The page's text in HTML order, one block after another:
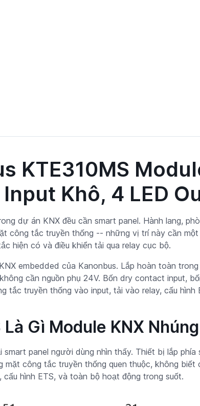
KTE310MS
Khô, 4 LED
dự án KNX đều cần smart panel. Hành lang,
công tắc truyền thống -- những vị trí này cần
hiện có và điều khiển tải qua relay cục bộ.
embedded của Kanonbus. Lắp hoàn toàn
cần nguồn phụ 24V. Bốn dry contact input,
tắc truyền thống vào input, tải vào relay, cấu
Là Gì Module KNX
smart panel người dùng nhìn thấy. Thiết bị lắp
mặt công tắc truyền thống quen thuộc, không
hình ETS, và toàn bộ hoạt động trong suốt.